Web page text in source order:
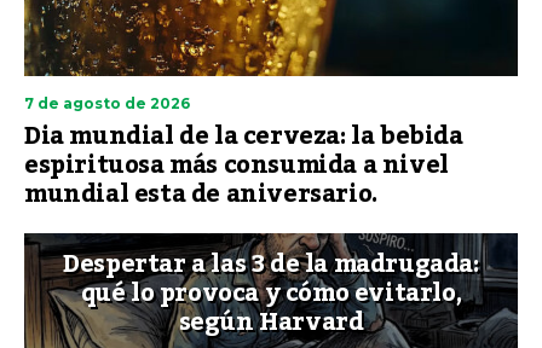
7 de agosto de 2026
Dia mundial de la cerveza: la bebida
espirituosa más consumida a nivel
mundial esta de aniversario.
Despertar a las 3 de la madrugada:
qué lo provoca y cómo evitarlo,
según Harvard